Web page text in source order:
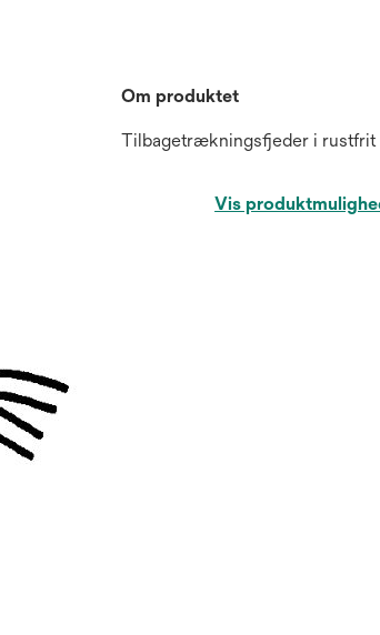
Om produktet
Tilbagetrækningsfjeder i rustfrit
Vis